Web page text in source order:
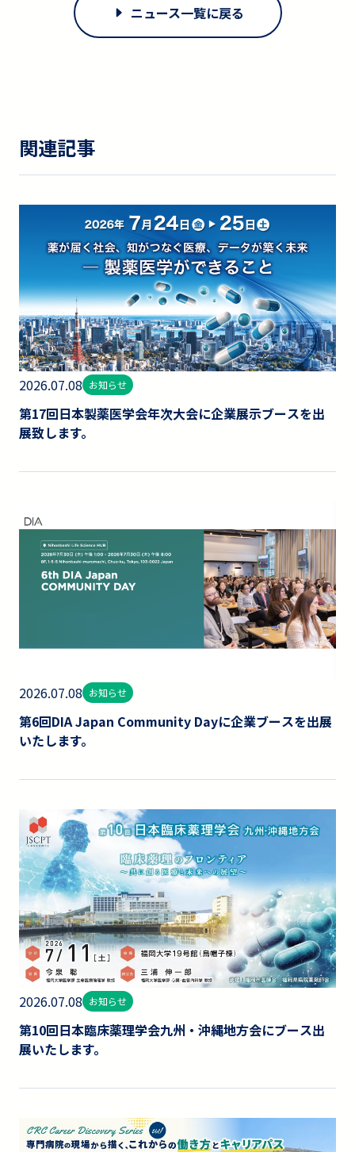
ニュース一覧に戻る
関連記事
2026.07.08 お知らせ
第17回日本製薬医学会年次大会に企業展示ブースを出
展致します。
2026.07.08 お知らせ
第6回DIA Japan Community Dayに企業ブースを出展
いたします。
2026.07.08 お知らせ
第10回日本臨床薬理学会九州・沖縄地方会にブース出
展いたします。